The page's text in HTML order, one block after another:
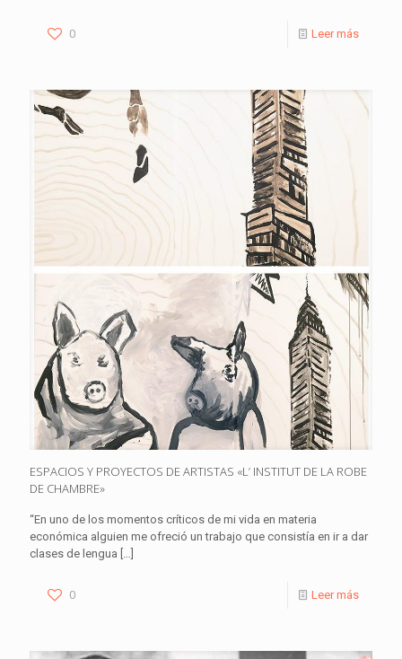
0 Leer más
ESPACIOS Y PROYECTOS DE ARTISTAS «L’ INSTITUT DE LA ROBE
DE CHAMBRE»
“En uno de los momentos críticos de mi vida en materia
económica alguien me ofreció un trabajo que consistía en ir a dar
clases de lengua […]
0 Leer más